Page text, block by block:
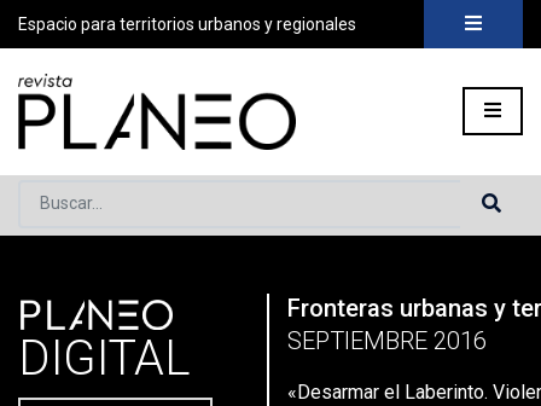
Espacio para territorios urbanos y regionales
Buscar...
Portada» Planeo Hoy Planeo Digital»PLANEO 29|
PLANEO
DIGITAL
Fronteras urbanas y
SEPTIEMBRE 2016
«Desarmar el Laberinto.